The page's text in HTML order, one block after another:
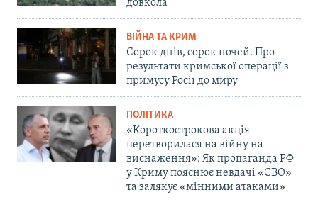
довкола
ВІЙНА ТА КРИМ
Сорок днів, сорок ночей. Про
результати кримської операції з
примусу Росії до миру
ПОЛІТИКА
«Короткострокова акція
перетворилася на війну на
виснаження»: Як пропаганда РФ
у Криму пояснює невдачі «СВО»
та залякує «мінними атаками»